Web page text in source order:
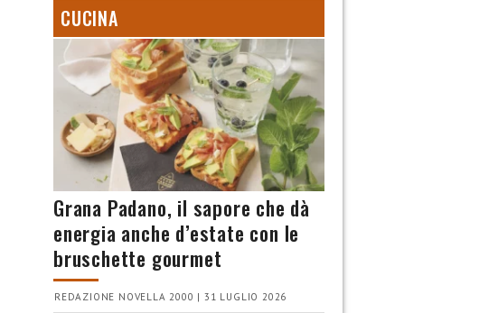
CUCINA
Grana Padano, il sapore che dà
energia anche d’estate con le
bruschette gourmet
REDAZIONE NOVELLA 2000 | 31 LUGLIO 2026